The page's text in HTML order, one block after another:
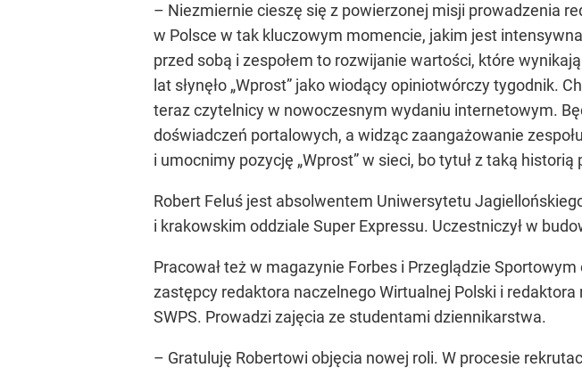
– Niezmiernie cieszę się z powierzonej misji prowadzenia
w Polsce w tak kluczowym momencie, jakim jest
przed sobą i zespołem to rozwijanie wartości, które
lat słynęło „Wprost” jako wiodący opiniotwórczy tygodnik.
teraz czytelnicy w nowoczesnym wydaniu internetowym.
doświadczeń portalowych, a widząc zaangażowanie
i umocnimy pozycję „Wprost” w sieci, bo tytuł z taką historią
Robert Feluś jest absolwentem Uniwersytetu
i krakowskim oddziale Super Expressu. Uczestniczył w
Pracował też w magazynie Forbes i Przeglądzie
zastępcy redaktora naczelnego Wirtualnej Polski i
SWPS. Prowadzi zajęcia ze studentami dziennikarstwa.
– Gratuluję Robertowi objęcia nowej roli. W procesie